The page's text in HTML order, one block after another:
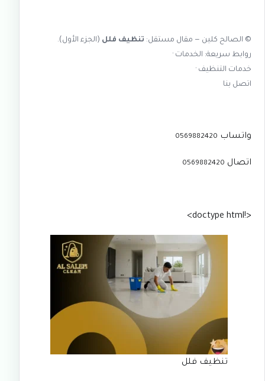
© الصالح كلين — مقال مستقل: تنظيف فلل (الجزء الأول).
روابط سريعة: الخدمات ·
خدمات التنظيف ·
اتصل بنا
واتساب 0569882420
اتصال 0569882420
<!doctype html>
تنظيف فلل